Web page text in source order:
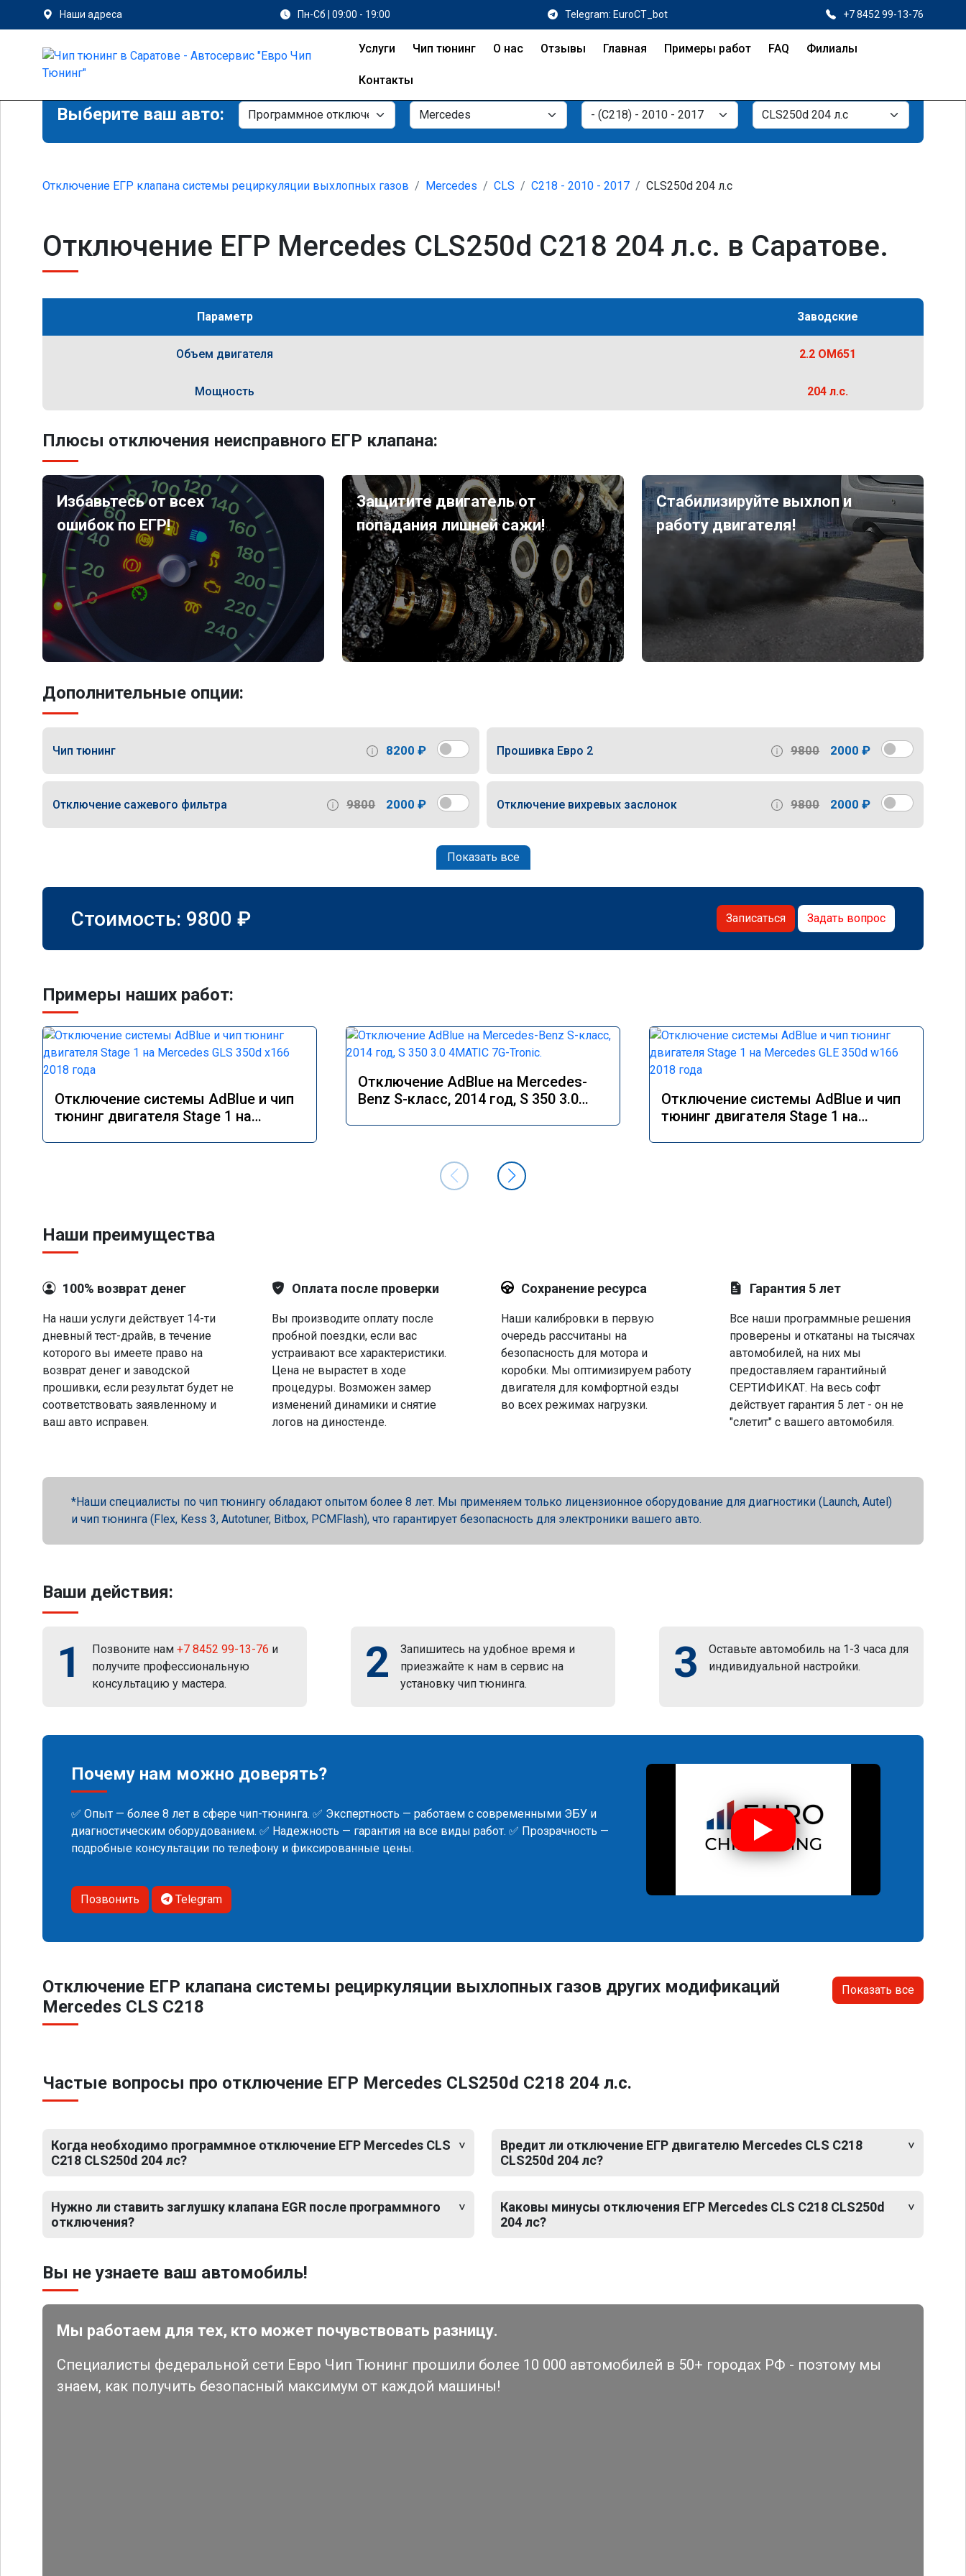
Наши адреса Пн-Сб | 09:00 - 19:00 Telegram: EuroCT_bot +7 8452 99-13-76
Услуги Чип тюнинг О нас Отзывы Главная Примеры работ FAQ Филиалы
Контакты
Выберите ваш авто:
Отключение ЕГР клапана системы рециркуляции выхлопных газов Mercedes CLS C218 - 2010 - 2017 CLS250d 204 л.с
Отключение ЕГР Mercedes CLS250d C218 204 л.с. в Саратове.
Параметр Заводские
Объем двигателя 2.2 OM651
Мощность 204 л.с.
Плюсы отключения неисправного ЕГР клапана:
Избавьтесь от всех
ошибок по ЕГР!
Защитите двигатель от
попадания лишней сажи!
Стабилизируйте выхлоп и
работу двигателя!
Дополнительные опции:
Чип тюнинг 8200 ₽ Прошивка Евро 2 9800 2000 ₽
Отключение сажевого фильтра 9800 2000 ₽ Отключение вихревых заслонок 9800 2000 ₽
Показать все
Стоимость: 9800 ₽ Записаться Задать вопрос
Примеры наших работ:
Отключение системы AdBlue и чип
тюнинг двигателя Stage 1 на
Отключение AdBlue на Mercedes-
Benz S-класс, 2014 год, S 350 3.0
Отключение системы AdBlue и чип
тюнинг двигателя Stage 1 на
Наши преимущества
100% возврат денег
На наши услуги действует 14-ти
дневный тест-драйв, в течение
которого вы имеете право на
возврат денег и заводской
прошивки, если результат будет не
соответствовать заявленному и
ваш авто исправен.
Оплата после проверки
Вы производите оплату после
пробной поездки, если вас
устраивают все характеристики.
Цена не вырастет в ходе
процедуры. Возможен замер
изменений динамики и снятие
логов на диностенде.
Сохранение ресурса
Наши калибровки в первую
очередь рассчитаны на
безопасность для мотора и
коробки. Мы оптимизируем работу
двигателя для комфортной езды
во всех режимах нагрузки.
Гарантия 5 лет
Все наши программные решения
проверены и откатаны на тысячах
автомобилей, на них мы
предоставляем гарантийный
СЕРТИФИКАТ. На весь софт
действует гарантия 5 лет - он не
"слетит" с вашего автомобиля.
Наши специалисты по чип тюнингу обладают опытом более 8 лет. Мы применяем только лицензионное оборудование для диагностики (Launch, Autel)
и чип тюнинга (Flex, Kess 3, Autotuner, Bitbox, PCMFlash), что гарантирует безопасность для электроники вашего авто.
Ваши действия:
1 Позвоните нам +7 8452 99-13-76 и
получите профессиональную
консультацию у мастера.
2
Запишитесь на удобное время и
приезжайте к нам в сервис на
установку чип тюнинга.
3
Оставьте автомобиль на 1-3 часа для
индивидуальной настройки.
Почему нам можно доверять?
✅ Опыт — более 8 лет в сфере чип-тюнинга. ✅ Экспертность — работаем с современными ЭБУ и
диагностическим оборудованием. ✅ Надежность — гарантия на все виды работ. ✅ Прозрачность —
подробные консультации по телефону и фиксированные цены.
Позвонить Telegram
Отключение ЕГР клапана системы рециркуляции выхлопных газов других модификаций
Mercedes CLS C218
Показать все
Частые вопросы про отключение ЕГР Mercedes CLS250d C218 204 л.с.
Когда необходимо программное отключение ЕГР Mercedes CLS
C218 CLS250d 204 лс?
Нужно ли ставить заглушку клапана EGR после программного
отключения?
Вредит ли отключение ЕГР двигателю Mercedes CLS C218
CLS250d 204 лс?
Каковы минусы отключения ЕГР Mercedes CLS C218 CLS250d
204 лс?
Вы не узнаете ваш автомобиль!
Мы работаем для тех, кто может почувствовать разницу.
Специалисты федеральной сети Евро Чип Тюнинг прошили более 10 000 автомобилей в 50+ городах РФ - поэтому мы
знаем, как получить безопасный максимум от каждой машины!